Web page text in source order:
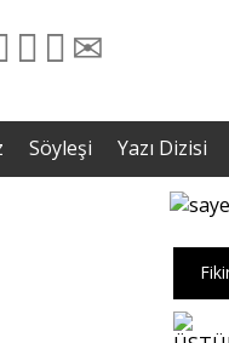
ve Hakketmediği
Savaş
Söyleşi Yazı Dizisi